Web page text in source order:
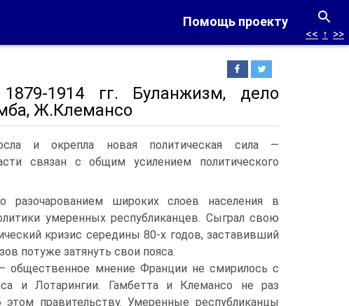
Помощь проекту
<< ↑ >>
1914 гг. Буланжизм, дело
Ж.Клемансо
и окрепла новая политическая сила —
связан с общим усилением политического
разочарованием широких слоев населения в
умеренных республиканцев. Сыграл свою
кризис середины 80-х годов, заставивший
потуже затянуть свои пояса.
общественное мнение Франции не смирилось с
и Лотарингии. Гамбетта и Клемансо не раз
этом правительству. Умеренные республиканцы